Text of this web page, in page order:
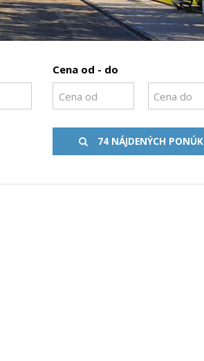
Cena od - do
74 NÁJDENÝCH PONÚK